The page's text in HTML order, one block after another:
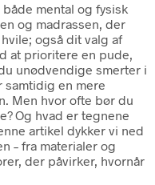
mental og fysisk
og madrassen, der
også dit valg af
at prioritere en pude,
unødvendige smerter i
samtidig en mere
Men hvor ofte bør du
Og hvad er tegnene
artikel dykker vi ned
– fra materialer og
der påvirker, hvornår